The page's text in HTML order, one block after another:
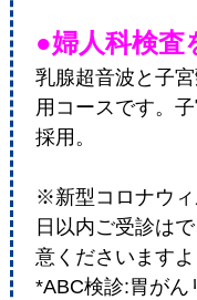
●婦人科検査
乳腺超音波と子
用コースです。
採用。
※新型コロナウ
日以内ご受診は
意くださいます
*ABC検診:胃がん